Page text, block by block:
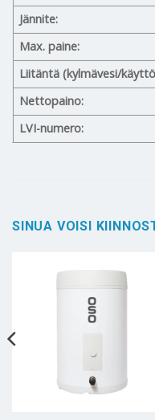
Jännite:
Max. paine:
Liitäntä (kylmävesi/
Nettopaino:
LVI-numero:
SINUA VOISI